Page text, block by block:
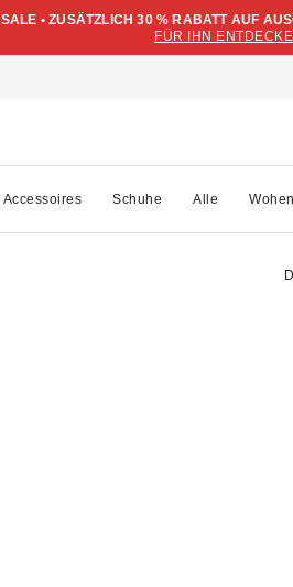
SALE • ZUSÄTZLICH 30 % RABATT AUF
FÜR IHN
Accessoires Schuhe Alle